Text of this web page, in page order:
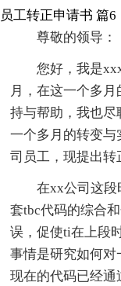
员工转正申请书 篇6
尊敬的领导：
您好，我是
月，在这一个多
持与帮助，我也
一个多月的转变
司员工，现提出转
在xx公司这段
套tbc代码的综合
误，促使ti在上段
事情是研究如何对
现在的代码已经